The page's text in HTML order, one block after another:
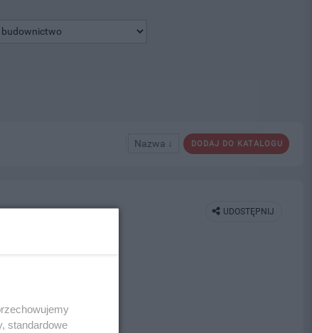
DODAJ DO KATALOGU
Nazwa ↓
UDOSTĘPNIJ
standardowe